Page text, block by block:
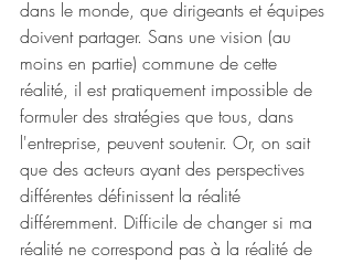
dans le monde, que dirigeants et équipes
doivent partager. Sans une vision (au
moins en partie) commune de cette
réalité, il est pratiquement impossible de
formuler des stratégies que tous, dans
l'entreprise, peuvent soutenir. Or, on sait
que des acteurs ayant des perspectives
différentes définissent la réalité
différemment. Difficile de changer si ma
réalité ne correspond pas à la réalité de